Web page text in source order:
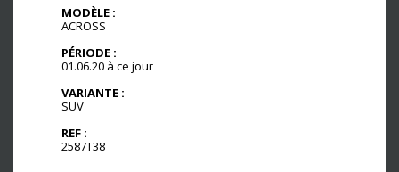
MODÈLE :
ACROSS
PÉRIODE :
01.06.20 à ce jour
VARIANTE :
SUV
REF :
2587T38